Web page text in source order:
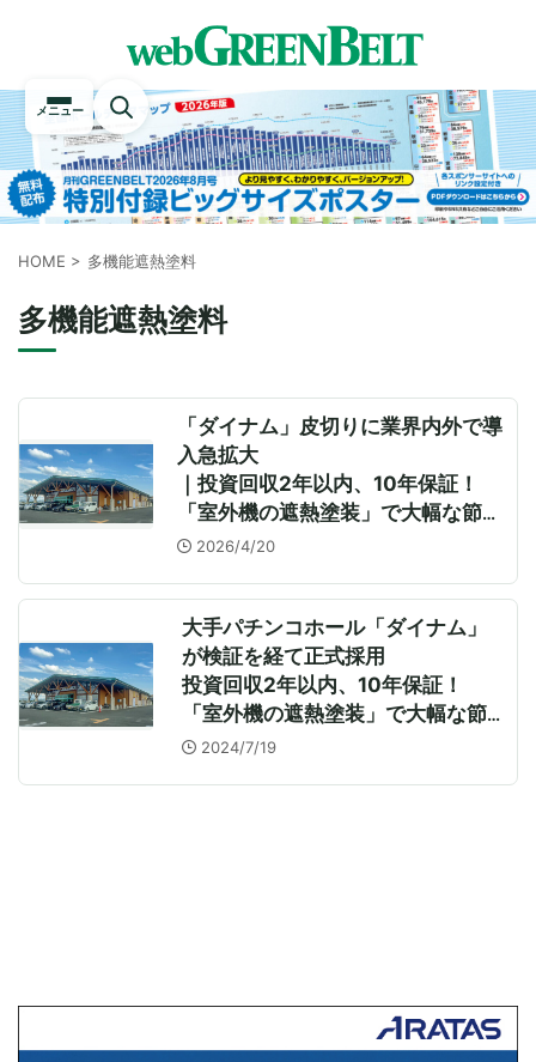
メニュー
HOME > 多機能遮熱塗料
多機能遮熱塗料
「ダイナム」皮切りに業界内外で導
入急拡大
｜投資回収2年以内、10年保証！
「室外機の遮熱塗装」で大幅な節電
を 2026/4/20
大手パチンコホール「ダイナム」
が検証を経て正式採用
投資回収2年以内、10年保証！
「室外機の遮熱塗装」で大幅な節
電を2024/7/19